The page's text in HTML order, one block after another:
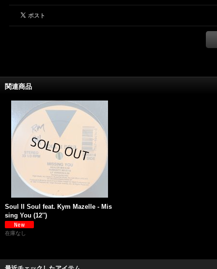
関連商品
Soul II Soul feat. Kym Mazelle - Mis
sing You (12'')
在庫なし